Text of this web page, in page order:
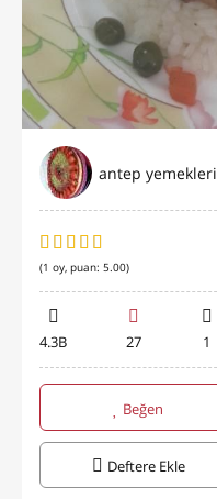
antep yemekleri
(1 oy, puan: 5.00)
4.3B 27 1
Beğen
Deftere Ekle